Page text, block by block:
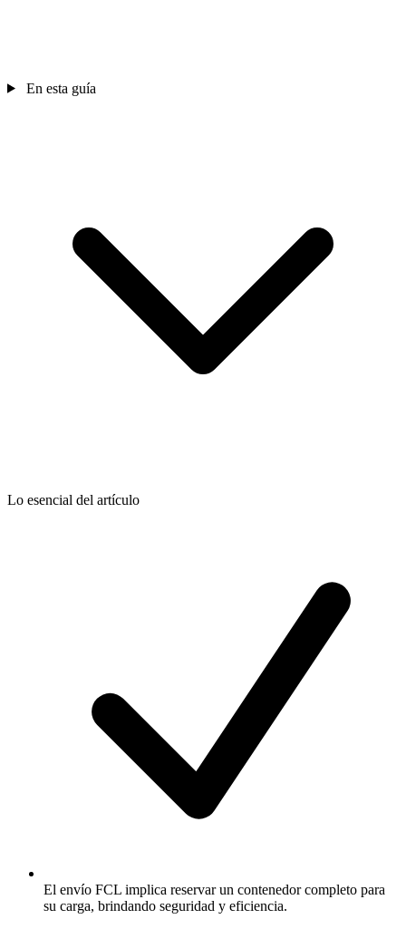
En esta guía
Lo esencial del artículo
El envío FCL implica reservar un contenedor completo para
su carga, brindando seguridad y eficiencia.